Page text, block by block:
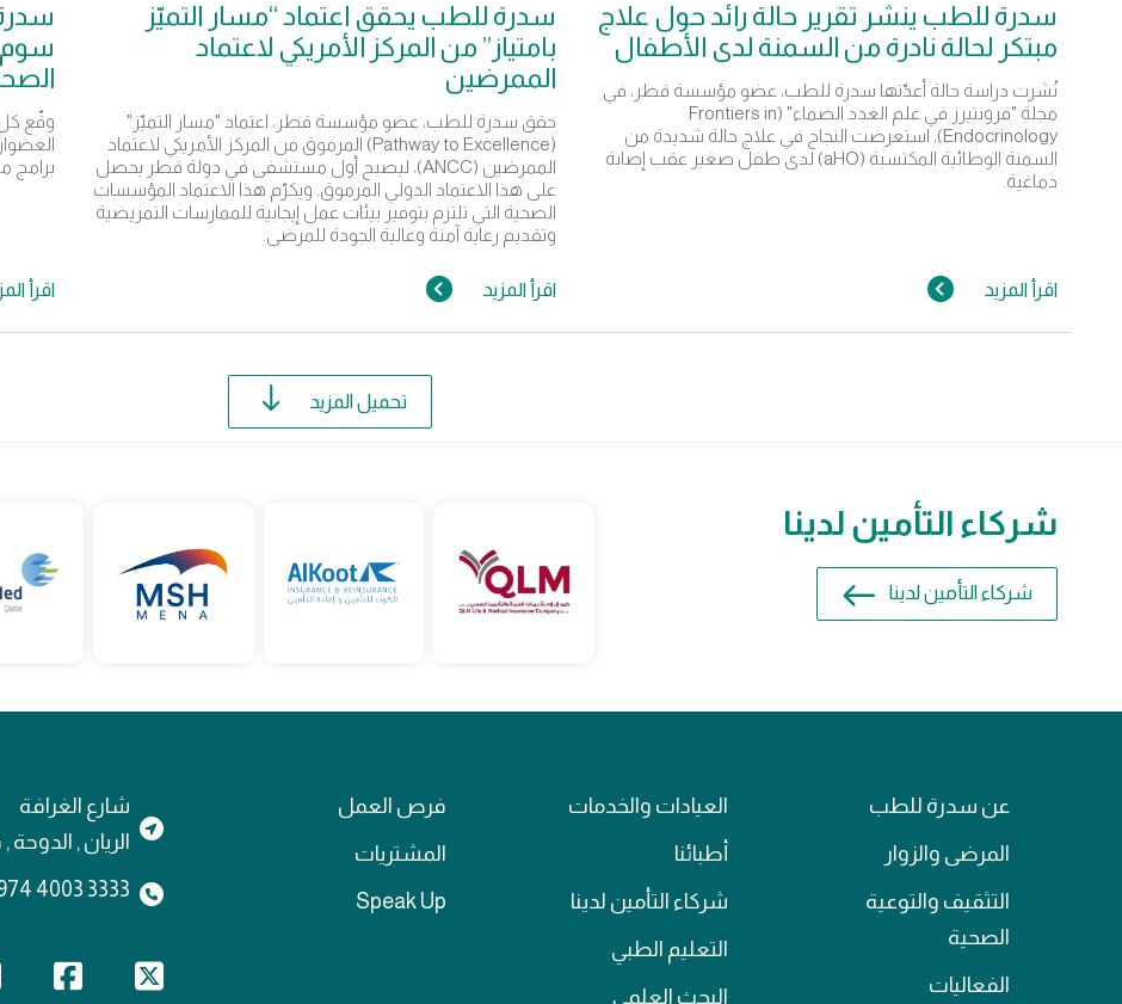
سدرة للطب ينشر تقرير حالة رائد حول علاج
مبتكر لحالة نادرة من السمنة لدى الأطفال
نُشرت دراسة حالة أعدّتها سدرة للطب، عضو مؤسسة قطر، في
مجلة "فرونتيرز في علم الغدد الصماء" (Frontiers in
Endocrinology)، استعرضت النجاح في علاج حالة شديدة من
السمنة الوطائية المكتسبة (aHO) لدى طفل صغير عقب إصابة
دماغية.
اقرأ المزيد
سدرة للطب يحقق اعتماد “مسار التميّز
بامتياز” من المركز الأمريكي لاعتماد
الممرضين
حقق سدرة للطب، عضو مؤسسة قطر، اعتماد "مسار التميّز"
(Pathway to Excellence) المرموق من المركز الأمريكي لاعتماد
الممرضين (ANCC)، ليصبح أول مستشفى في دولة قطر يحصل
على هذا الاعتماد الدولي المرموق. ويكرّم هذا الاعتماد المؤسسات
الصحية التي تلتزم بتوفير بيئات عمل إيجابية للممارسات التمريضية
وتقديم رعاية آمنة وعالية الجودة للمرضى.
اقرأ المزيد
سوم
وقّع
برامج
اقرأ
تحميل المزيد
شركاء التأمين لدينا
شركاء التأمين لدينا
عن سدرة للطب
المرضى والزوار
التثقيف والتوعية
الصحية
الفعاليات
العيادات والخدمات
أطبائنا
شركاء التأمين لدينا
التعليم الطبي
البحث العلمي
فرص العمل
المشتريات
Speak Up
شارع الغرافة
الريان , الدوحة
3333 4003 974+